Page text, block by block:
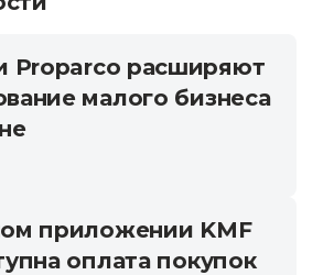
Proparco расширяют
малого бизнеса
приложении KMF
оплата покупок